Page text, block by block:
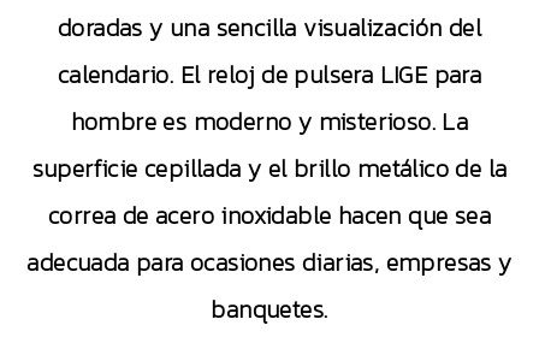
doradas y una sencilla visualización del
calendario. El reloj de pulsera LIGE para
hombre es moderno y misterioso. La
superficie cepillada y el brillo metálico de la
correa de acero inoxidable hacen que sea
adecuada para ocasiones diarias, empresas y
banquetes.